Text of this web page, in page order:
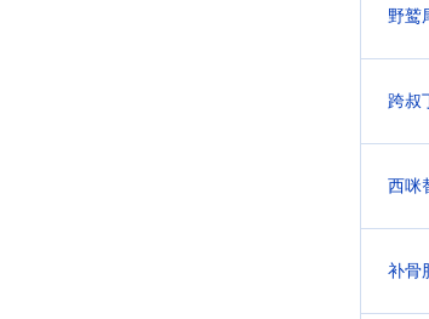
野鹫
跨叔
西咪
补骨